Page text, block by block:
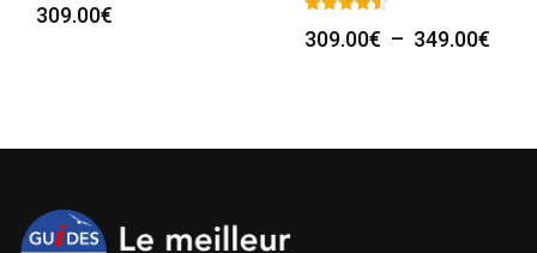
309.00€
309.00€ – 349.00€
à